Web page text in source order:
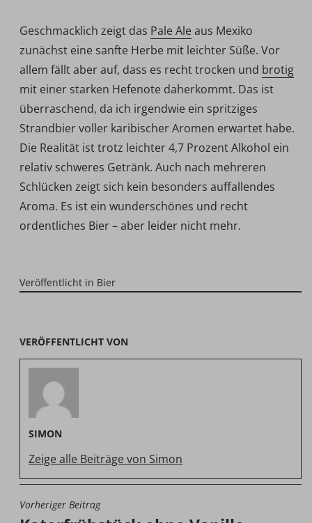
Geschmacklich zeigt das Pale Ale aus Mexiko
zunächst eine sanfte Herbe mit leichter Süße. Vor
allem fällt aber auf, dass es recht trocken und brotig
mit einer starken Hefenote daherkommt. Das ist
überraschend, da ich irgendwie ein spritziges
Strandbier voller karibischer Aromen erwartet habe.
Die Realität ist trotz leichter 4,7 Prozent Alkohol ein
relativ schweres Getränk. Auch nach mehreren
Schlücken zeigt sich kein besonders auffallendes
Aroma. Es ist ein wunderschönes und recht
ordentliches Bier – aber leider nicht mehr.
Veröffentlicht in Bier
VERÖFFENTLICHT VON
SIMON
Zeige alle Beiträge von Simon
BEITRAGSNAVIGATION
Vorheriger Beitrag